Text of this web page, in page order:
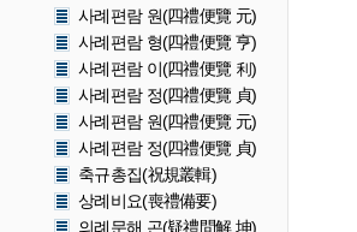
사례편람 원(四禮便覽 元)
사례편람 형(四禮便覽 亨)
사례편람 이(四禮便覽 利)
사례편람 정(四禮便覽 貞)
사례편람 원(四禮便覽 元)
사례편람 정(四禮便覽 貞)
축규총집(祝規叢輯)
상례비요(喪禮備要)
의례문해 곤(疑禮問解 坤)